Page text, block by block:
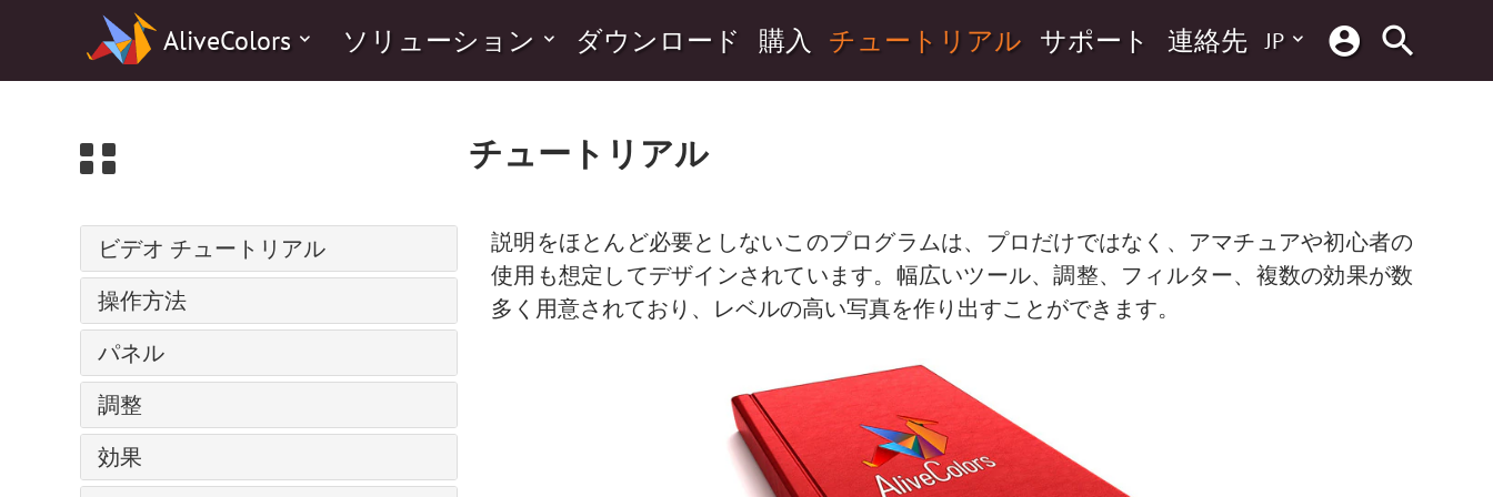
AliveColors ソリューション ダウンロード 購入 チュートリアル サポート 連絡先 JP
チュートリアル
ビデオ チュートリアル
パス上にテキスト
調整レイヤー
バッチ処理
人物の水彩画
スーパーヒーローの水彩画ポスター
コミック風の絵
輝くイラスト
操作方法
インストール方法: Windows
インストール方法: Mac
インストール方法: Linux
プログラムの登録
ワークスペース
パネル
ナビゲーター
ツールバー
レイヤー
調整
レベル
カーブ
効果
説明をほとんど必要としないこのプログラムは、プロだけではなく、アマチュアや初心者の
使用も想定してデザインされています。幅広いツール、調整、フィルター、複数の効果が数
多く用意されており、レベルの高い写真を作り出すことができます。